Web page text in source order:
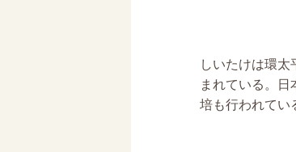
しいたけは環
まれている。
培も行われてい